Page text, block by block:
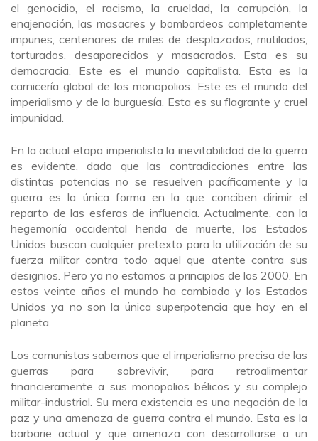
el genocidio, el racismo, la crueldad, la corrupción, la
enajenación, las masacres y bombardeos completamente
impunes, centenares de miles de desplazados, mutilados,
torturados, desaparecidos y masacrados. Esta es su
democracia. Este es el mundo capitalista. Esta es la
carnicería global de los monopolios. Este es el mundo del
imperialismo y de la burguesía. Esta es su flagrante y cruel
impunidad.
En la actual etapa imperialista la inevitabilidad de la guerra
es evidente, dado que las contradicciones entre las
distintas potencias no se resuelven pacíficamente y la
guerra es la única forma en la que conciben dirimir el
reparto de las esferas de influencia. Actualmente, con la
hegemonía occidental herida de muerte, los Estados
Unidos buscan cualquier pretexto para la utilización de su
fuerza militar contra todo aquel que atente contra sus
designios. Pero ya no estamos a principios de los 2000. En
estos veinte años el mundo ha cambiado y los Estados
Unidos ya no son la única superpotencia que hay en el
planeta.
Los comunistas sabemos que el imperialismo precisa de las
guerras para sobrevivir, para retroalimentar
financieramente a sus monopolios bélicos y su complejo
militar-industrial. Su mera existencia es una negación de la
paz y una amenaza de guerra contra el mundo. Esta es la
barbarie actual y que amenaza con desarrollarse a un